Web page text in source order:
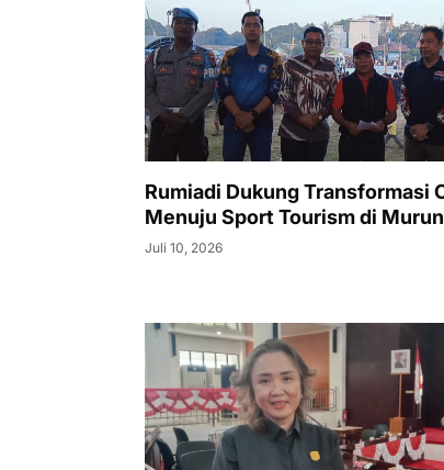
Rumiadi Dukung Transformasi
Menuju Sport Tourism di
Juli 10, 2026